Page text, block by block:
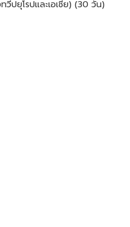
ปยุโรปและเอเชีย) (30 วัน)